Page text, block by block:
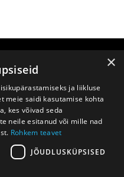
94
×
ja liikluse
meie saidi kasutamise kohta
kes võivad seda
neile esitanud või mille nad
Rohkem teavet
JÕUDLUSKÜPSISED